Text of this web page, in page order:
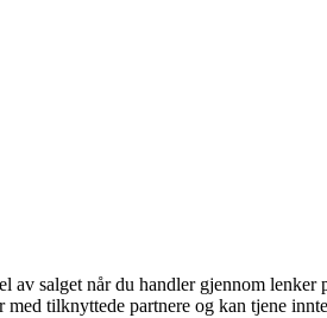
salget når du handler gjennom lenker
tilknyttede partnere og kan tjene